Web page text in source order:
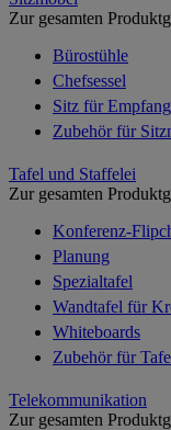
Zur gesamten
Bürostühle
Chefsessel
Sitz für
Zubehör für
Tafel und Staffelei
Zur gesamten
Konferenz-
Planung
Spezialtafel
Wandtafel für
Whiteboards
Zubehör für
Telekommunikation
Zur gesamten